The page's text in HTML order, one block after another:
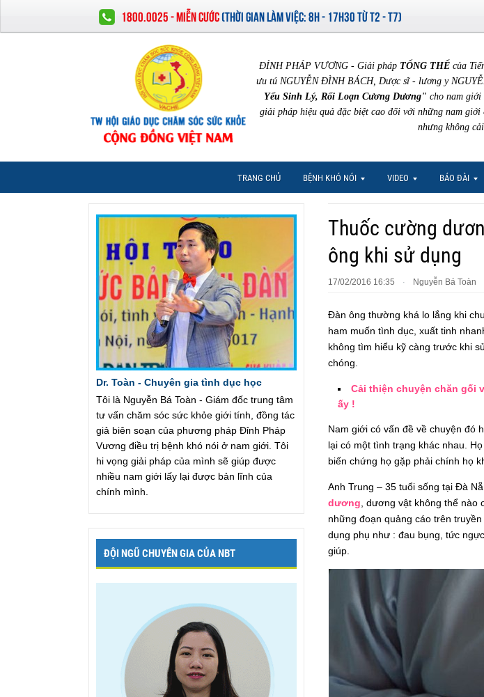
1800.0025 - MIỄN CƯỚC(THỜI GIAN LÀM VIỆC:8H - 17H30 TỪ T2 - T7)
ĐỈNH PHÁP VƯƠNG - Giải pháp TỔNG THỂcủa
ưu tú NGUYỄN ĐÌNH BÁCH, Dược sĩ - lương y
Yếu Sinh Lý, Rối Loạn Cương Dương" cho nam
giải pháp hiệu quả đặc biệt cao đối với những nam
nhưng không
TRANG CHỦ BỆNH KHÓ NÓI VIDEO BÁO ĐÀI
Thuốc cường
ông khi sử dụng
17/02/2016 16:35 · Nguyễn Bá Toàn
Đàn ông thường khá lo lắng khi
ham muốn tình dục, xuất tinh
không tìm hiểu kỹ càng trước khi
chóng.
Cải thiện chuyện chăn gối
ấy !
Nam giới có vấn đề về chuyện đó
lại có một tình trạng khác nhau.
biến chứng họ gặp phải chính họ
Anh Trung – 35 tuổi sống tại Đà
dương , dương vật không thể
những đoạn quảng cáo trên
dụng phụ như : đau bụng, tức
giúp.
Dr. Toàn - Chuyên gia tình dục học
Tôi là Nguyễn Bá Toàn - Giám đốc trung tâm
tư vấn chăm sóc sức khỏe giới tính, đồng tác
giả biên soạn của phương pháp Đỉnh Pháp
Vương điều trị bệnh khó nói ở nam giới. Tôi
hi vọng giải pháp của mình sẽ giúp được
nhiều nam giới lấy lại được bản lĩnh của
chính mình.
ĐỘI NGŨ CHUYÊN GIA CỦA NBT